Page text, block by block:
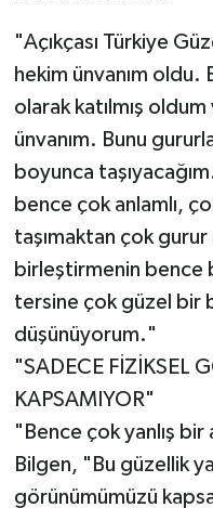
"Açıkçası Türkiye
hekim ünvanım oldu.
olarak katılmış
ünvanım. Bunu
boyunca
bence çok anlamlı,
taşımaktan çok
birleştirmenin
tersine çok güzel bir
düşünüyorum."
"SADECE FİZİKSEL
KAPSAMIYOR"
"Bence çok yanlış
Bilgen, "Bu güzellik
görünümümüzü